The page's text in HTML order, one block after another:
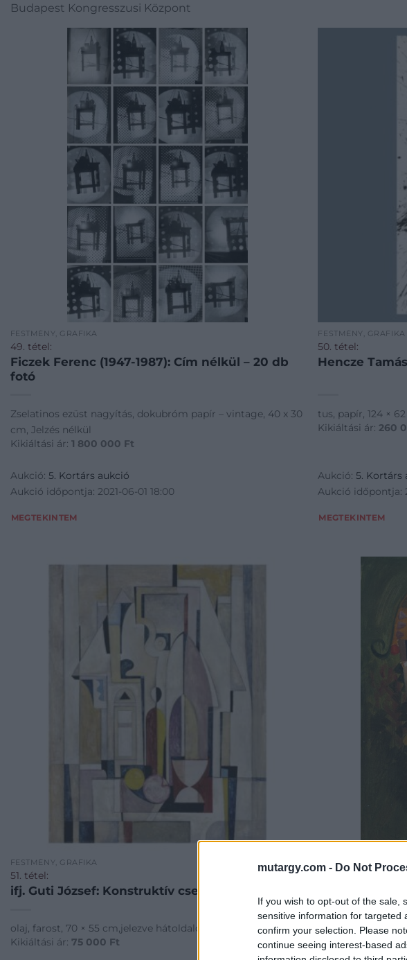
mutargy.com - Do Not
If you wish to opt-out of the sale,
sensitive information for targeted
confirm your selection. Please
continue seeing interest-based
Budapest Kongresszusi Központ
FESTMÉNY, GRAFIKA
49. tétel:
Ficzek Ferenc (1947-1987): Cím nélkül – 20 db
fotó
Zselatinos ezüst nagyítás, dokubróm papír – vintage, 40 x 30
cm, Jelzés nélkül
Kikiáltási ár: 1 800 000 Ft
Aukció: 5. Kortárs aukció
Aukció időpontja: 2021-06-01 18:00
MEGTEKINTEM
FESTMÉNY, GRAFIKA
50. tétel:
Hencze
Kikiáltási ár: 260
Aukció:5. Kortárs
Aukció időpontja:
MEGTEKINTEM
FESTMÉNY, GRAFIKA
51. tétel:
ifj. Guti József: Konstruktív csendélet
olaj, farost, 70 × 55 cm,jelezve hátoldalon: ifj. Guti
Kikiáltási ár: 75 000 Ft
FESTMÉNY, GRAFIKA
51. tétel:
Tempera, papír ,
Kikiáltási ár:260